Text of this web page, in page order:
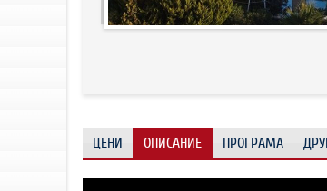
ЦЕНИ ОПИСАНИЕ ПРОГРАМА